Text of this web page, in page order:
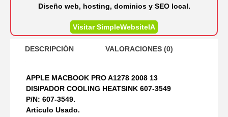
Diseño web, hosting, dominios y SEO local.
Visitar SimpleWebsiteIA
DESCRIPCIÓN VALORACIONES (0)
APPLE MACBOOK PRO A1278 2008 13
DISIPADOR COOLING HEATSINK 607-3549
P/N: 607-3549.
Articulo Usado.